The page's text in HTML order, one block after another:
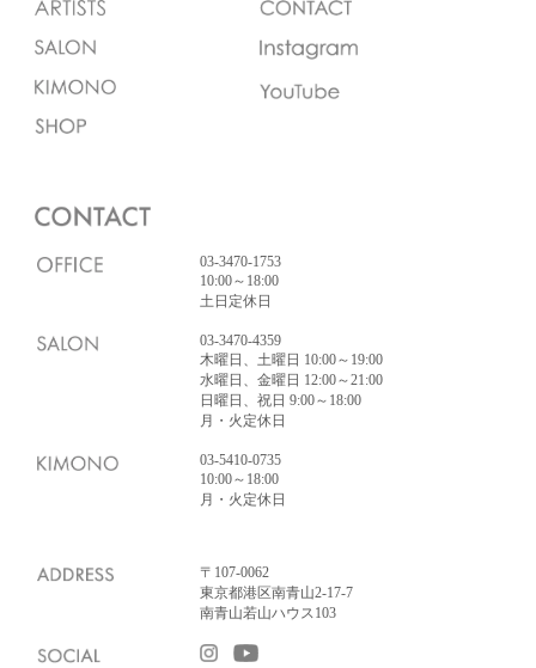
03-3470-1753
10:00～18:00
土日定休日
03-3470-4359
木曜日、土曜日 10:00～19:00
水曜日、金曜日 12:00～21:00
日曜日、祝日 9:00～18:00
月・火定休日
03-5410-0735
10:00～18:00
月・火定休日
〒107-0062
東京都港区南青山2-17-7
南青山若山ハウス103